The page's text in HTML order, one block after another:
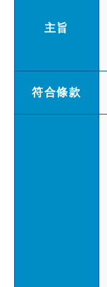
主旨
符合條款